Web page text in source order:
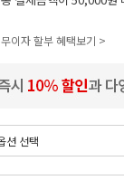
무이자 할부 혜택보기 >